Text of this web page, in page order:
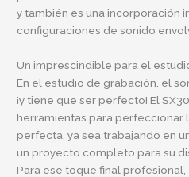
y también es una incorporación
configuraciones de sonido
Un imprescindible para el
En el estudio de grabación, el
¡y tiene que ser perfecto! El
herramientas para perfeccionar
perfecta, ya sea trabajando en
un proyecto completo para su
Para ese toque final